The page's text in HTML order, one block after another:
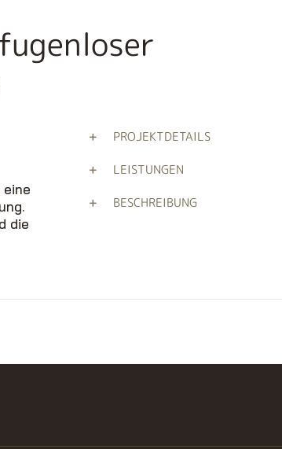
die
PROJEKTDETAILS
LEISTUNGEN
BESCHREIBUNG